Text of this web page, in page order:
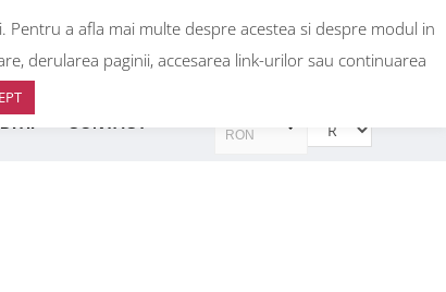
+40 736 933 440 +40 736 933 399
0
RON
a afla mai multe despre acestea si despre modul in
derularea paginii, accesarea link-urilor sau continuarea